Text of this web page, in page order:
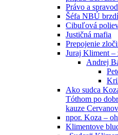
Právo a
Šéfa NBÚ
Cibuľová
Justičná mafia
Prepojenie
Juraj Kliment –
Andrej
Ako sudca
Tóthom po
kauze
npor. Koza –
Klimentove